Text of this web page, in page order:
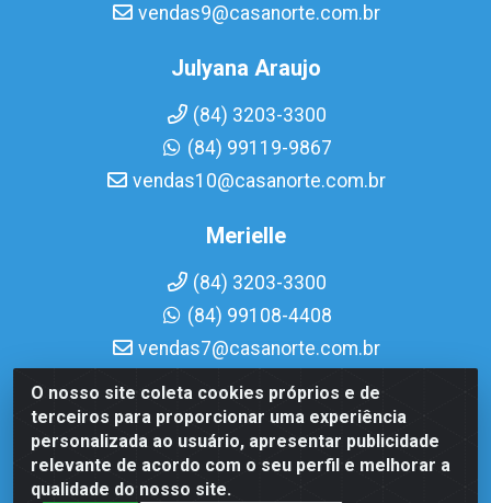
O nosso site coleta cookies próprios e de
terceiros para proporcionar uma experiência
personalizada ao usuário, apresentar publicidade
relevante de acordo com o seu perfil e melhorar a
qualidade do nosso site.
vendas9@casanorte.com.br
Julyana Araujo
(84) 3203-3300
(84) 99119-9867
vendas10@casanorte.com.br
Merielle
(84) 3203-3300
(84) 99108-4408
vendas7@casanorte.com.br
Casa Norte LTDA - Av. Interventor Mário Câmara, 1815 -
Dix-Sept Rosado, Natal/RN - CEP 59054-600 - CNPJ
08.713.513/0001-51